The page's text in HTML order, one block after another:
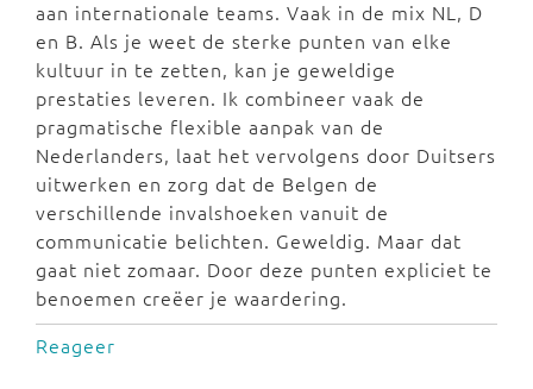
aan internationale teams. Vaak in de mix NL, D
en B. Als je weet de sterke punten van elke
kultuur in te zetten, kan je geweldige
prestaties leveren. Ik combineer vaak de
pragmatische flexible aanpak van de
Nederlanders, laat het vervolgens door Duitsers
uitwerken en zorg dat de Belgen de
verschillende invalshoeken vanuit de
communicatie belichten. Geweldig. Maar dat
gaat niet zomaar. Door deze punten expliciet te
benoemen creëer je waardering.
Reageer